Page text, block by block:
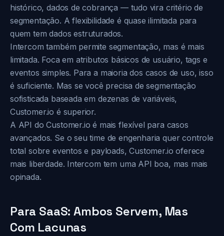
histórico, dados de cobrança — tudo vira critério de
segmentação. A flexibilidade é quase ilimitada para
quem tem dados estruturados.
Intercom também permite segmentação, mas é mais
limitada. Foca em atributos básicos de usuário, tags e
eventos simples. Para a maioria dos casos de uso, isso
é suficiente. Mas se você precisa de segmentação
sofisticada baseada em dezenas de variáveis,
Customer.io é superior.
A API do Customer.io é mais flexível para casos
avançados. Se o seu time de engenharia quer controle
total sobre eventos e payloads, Customer.io oferece
mais liberdade. Intercom tem uma API boa, mas mais
opinada.
Para SaaS: Ambos Servem, Mas
Com Lacunas